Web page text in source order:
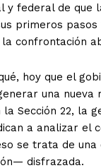
y federal de que
primeros
confrontación
hoy que el
una nueva
Sección 22, la
a analizar el
se trata de
disfrazada.